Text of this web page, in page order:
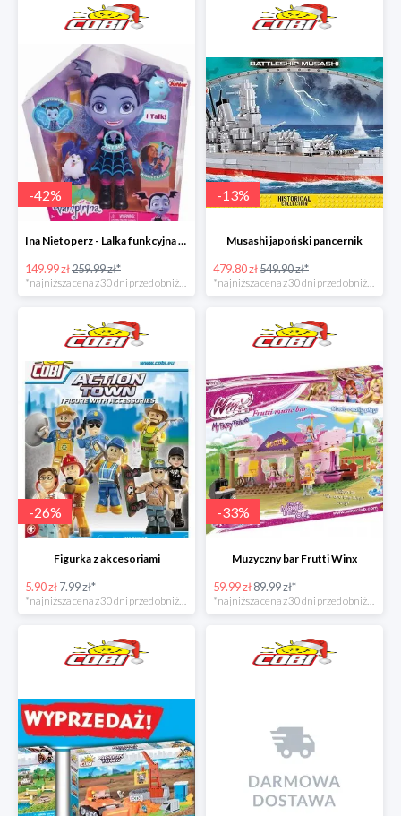
-42%
Ina Nietoperz - Lalka funkcyjna Vampirina
149.99 zł259.99 zł*
*najniższa cena z 30 dni przed obniżką
-13%
Musashi japoński pancernik
479.80 zł549.90 zł*
*najniższa cena z 30 dni przed obniżką
-26%
Figurka z akcesoriami
5.90 zł7.99 zł*
-33%
Muzyczny bar Frutti Winx
59.99 zł89.99 zł*